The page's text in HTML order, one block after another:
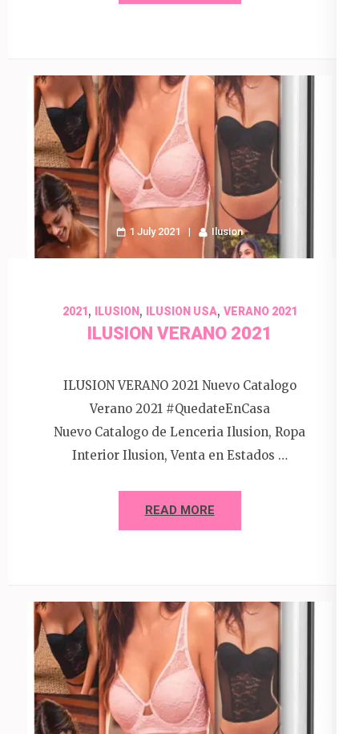
1 July 2021 Ilusion
2021, ILUSION, ILUSION USA, VERANO 2021
ILUSION VERANO 2021
ILUSION VERANO 2021 Nuevo Catalogo
Verano 2021 #QuedateEnCasa
Nuevo Catalogo de Lenceria Ilusion, Ropa
Interior Ilusion, Venta en Estados …
READ MORE